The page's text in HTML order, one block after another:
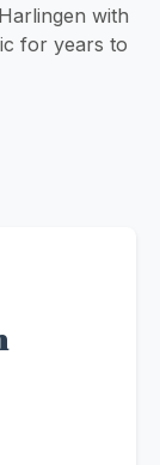
with
for years to